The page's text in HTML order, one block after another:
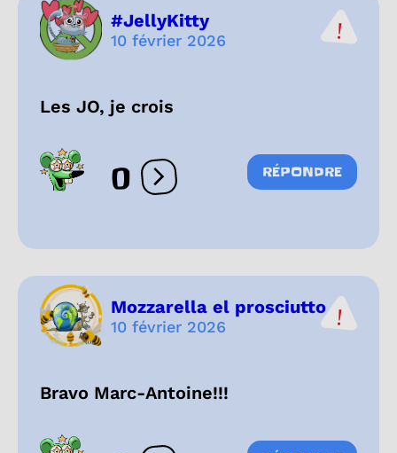
#JellyKitty
10 février 2026
Les JO, je crois
0 Ouvrir les réactions
RÉPONDRE
Mozzarella el prosciutto
10 février 2026
Bravo Marc-Antoine!!!